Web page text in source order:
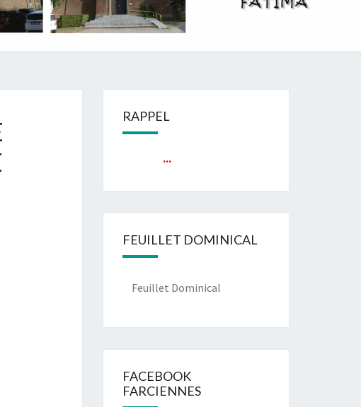
RAPPEL
FEUILLET DOMINICAL
Feuillet Dominical
FACEBOOK
FARCIENNES